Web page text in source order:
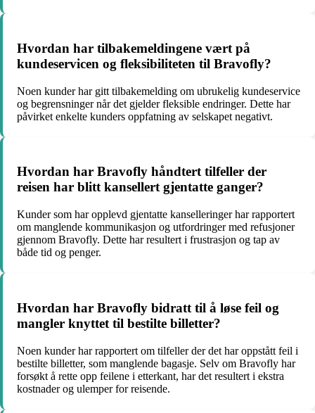
Hvordan har tilbakemeldingene vært på
kundeservicen og fleksibiliteten til Bravofly?
Noen kunder har gitt tilbakemelding om ubrukelig kundeservice
og begrensninger når det gjelder fleksible endringer. Dette har
påvirket enkelte kunders oppfatning av selskapet negativt.
Hvordan har Bravofly håndtert tilfeller der
reisen har blitt kansellert gjentatte ganger?
Kunder som har opplevd gjentatte kanselleringer har rapportert
om manglende kommunikasjon og utfordringer med refusjoner
gjennom Bravofly. Dette har resultert i frustrasjon og tap av
både tid og penger.
Hvordan har Bravofly bidratt til å løse feil og
mangler knyttet til bestilte billetter?
Noen kunder har rapportert om tilfeller der det har oppstått feil i
bestilte billetter, som manglende bagasje. Selv om Bravofly har
forsøkt å rette opp feilene i etterkant, har det resultert i ekstra
kostnader og ulemper for reisende.